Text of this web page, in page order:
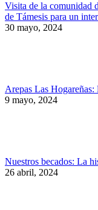
Visita de la comunidad
de Támesis para un
30 mayo, 2024
Arepas Las
9 mayo, 2024
Nuestros becados: La
26 abril, 2024